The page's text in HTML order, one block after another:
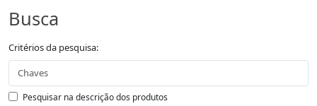
Busca
Critérios da pesquisa:
Pesquisar na descrição dos produtos